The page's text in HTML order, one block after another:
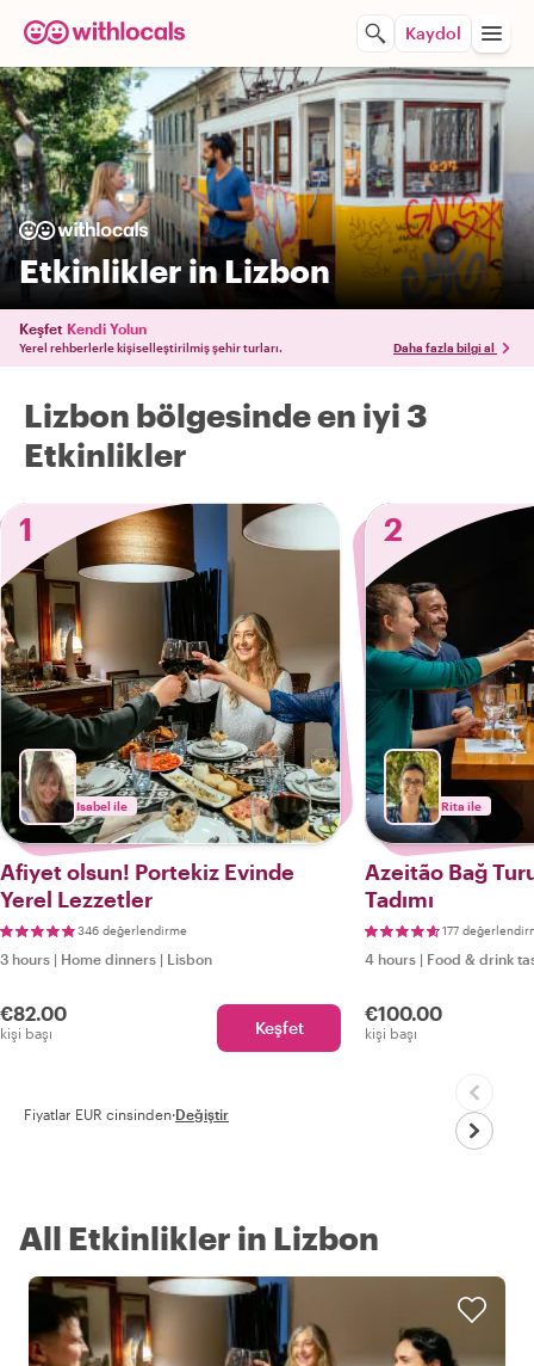
Kaydol
Etkinlikler in Lizbon
Keşfet Kendi Yolun
Yerel rehberlerle kişiselleştirilmiş şehir turları. Daha fazla bilgi al
Lizbon bölgesinde en iyi 3
Etkinlikler
1
Isabel ile
Afiyet olsun! Portekiz Evinde
Yerel Lezzetler
346 değerlendirme
3 hours | Home dinners | Lisbon
€82.00
kişi başı Keşfet
2
Rita ile
Azeitão Bağ
Tadımı
177
4 hours | Food & drink
€100.00
kişi başı
Fiyatlar EUR cinsinden·Değiştir
All Etkinlikler in Lizbon